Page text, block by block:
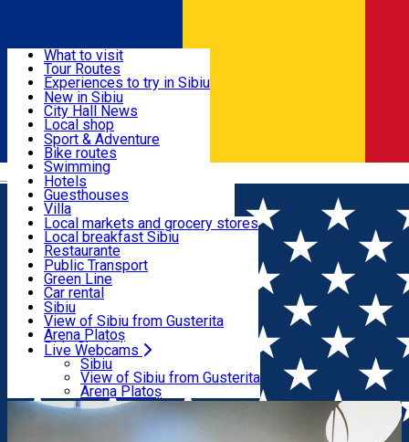
Română
Useful info
Activities & Adventure
Accommodation
Food, Drinks & Nightlife
Transport & Parking
Live Webcams
What to visit
Tour Routes
Experiences to try in Sibiu
Podcast
Culture
Museums
Churches
Parks, Zoo
County of Sibiu
New in Sibiu
City Hall News
Local shop
Sibiu artisans
Sibiul Verde
Public services
Education
How do I get to Sibiu
Tourist Info
Tour Guides
Guided tours
Publicații locale
Beauty salons
Sport & Adventure
Bike routes
Swimming
Riding
Indoor activities
Loc de joacă indoor
Loc de joacă outdoor
Ski
Ice skating
Yoga
Hotels
Guesthouses
Villa
Hostels
Motel
Camping
Renting rooms
Rooms for rent
Accommodation outside Sibiu
Local markets and grocery stores
Local breakfast Sibiu
Restaurante
Pizza
Fast Food
Coffee
Sweets
Pub, Bar
Night clubs
Bakeries
Public Transport
Green Line
Car rental
Rent a bike
Scooter rentals
Taxi
Ride Sharing
Parking tickets
Parking places
Electric vehicle charging points
Sibiu
View of Sibiu from Gusterita
Arena Platoș
Live Webcams
Sibiu
View of Sibiu from Gusterita
Arena Platoș
Home City Hall News
Baia Populară se pregătește de
redeschidere